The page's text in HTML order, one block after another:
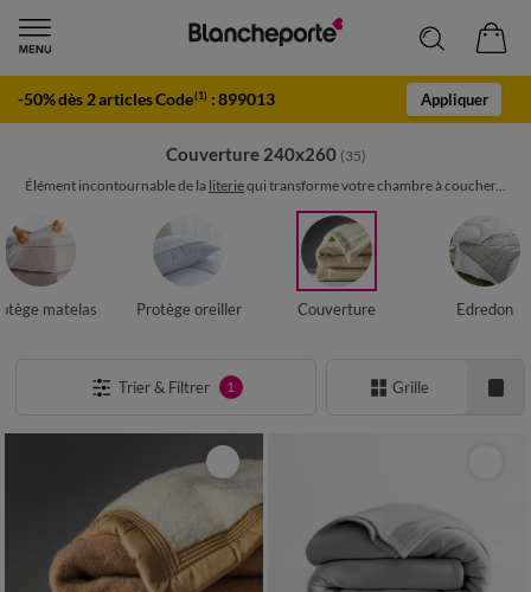
-50% dès 2 articles Code(1) :899013 Appliquer
Couverture 240x260 (35)
Élément incontournable de la literiequi transforme votre chambre à coucher...
matelas Protège oreiller Couverture Edredon
Trier & Filtrer 1 Grille